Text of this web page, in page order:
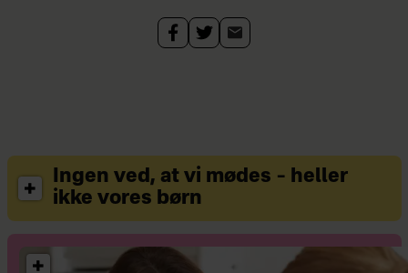
Ingen ved, at vi mødes – heller
ikke vores børn